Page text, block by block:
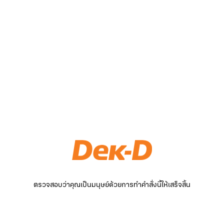
ตรวจสอบว่าคุณเป็นมนุษย์ด้วยการทำคำสั่งนี้ให้เสร็จสิ้น